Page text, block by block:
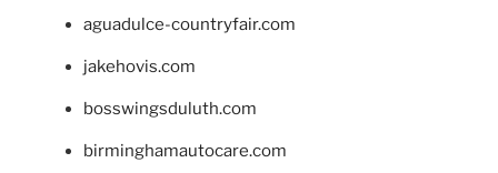
aguadulce-countryfair.com
jakehovis.com
bosswingsduluth.com
birminghamautocare.com